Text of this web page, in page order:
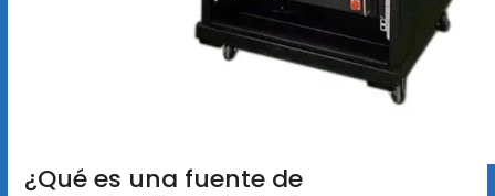
¿Qué es una fuente de